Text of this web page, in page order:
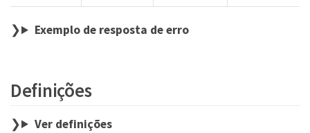
Exemplo de resposta de erro
Definições
Ver definições